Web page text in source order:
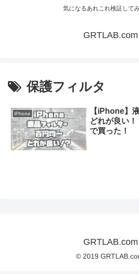
気になるあれこれ検証してみ
GRTLAB.com
保護フィルタ
iPhone
【iPhone】
どれが良い
で買った！
GRTLAB.com
© 2019